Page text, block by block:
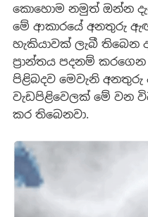
කොහොම නමුත් ඔන්න
මේ ආකාරයේ අනතුරු
හැකියාවක් ලැබී තිබෙන
ප්‍රාන්තය පදනම්
පිළිබදව මෙවැනි
වැඩපිළිවෙලක් මේ වන
කර තිබෙනවා.